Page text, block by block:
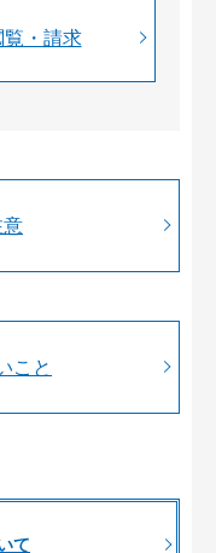
・請求
こと
て